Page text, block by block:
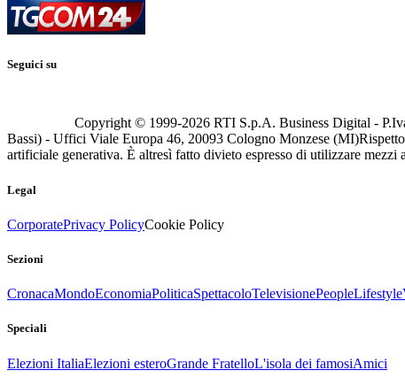
Seguici su
Copyright © 1999-2026 RTI S.p.A. Business Digital -
Bassi) - Uffici Viale Europa 46, 20093 Cologno Monzese (MI)
artificiale generativa. È altresì fatto divieto espresso di utilizzare mezzi
Legal
CorporatePrivacy PolicyCookie Policy
Sezioni
CronacaMondoEconomiaPoliticaSpettacoloTelevisionePeopleLifestyle
Speciali
Elezioni ItaliaElezioni esteroGrande FratelloL'isola dei famosiAmici